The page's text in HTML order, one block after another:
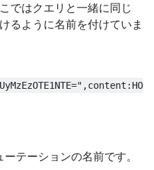
ではクエリと一緒に同じ
るように名前を付けていま
ーテーションの名前です。